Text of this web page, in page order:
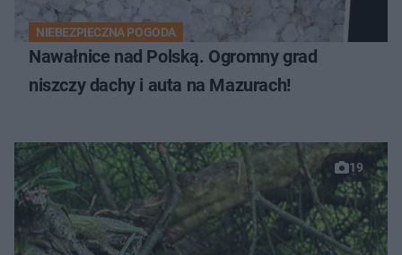
NIEBEZPIECZNA POGODA
Nawałnice nad Polską. Ogromny grad
niszczy dachy i auta na Mazurach!
19